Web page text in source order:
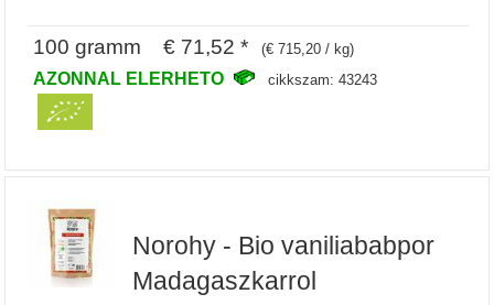
100 gramm € 71,52 * (€ 715,20 / kg)
AZONNAL ELERHETO cikkszam: 43243
Norohy - Bio vaniliababpor
Madagaszkarrol